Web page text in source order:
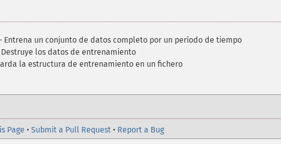
- Entrena un conjunto de datos completo por un período de tiempo
los datos de entrenamiento
la estructura de entrenamiento en un fichero
Page • Submit a Pull Request • Report a Bug